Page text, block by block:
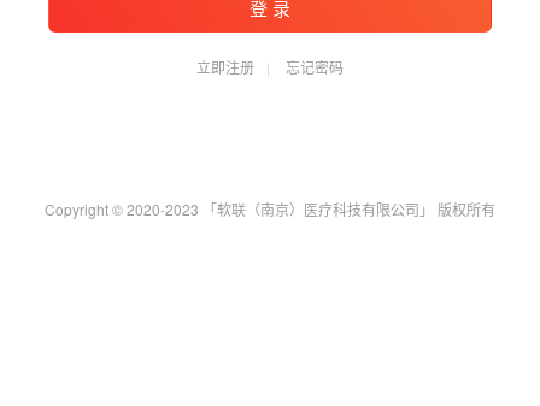
登 录
立即注册 忘记密码
Copyright © 2020-2023 「软联（南京）医疗科技有限公司」 版权所有